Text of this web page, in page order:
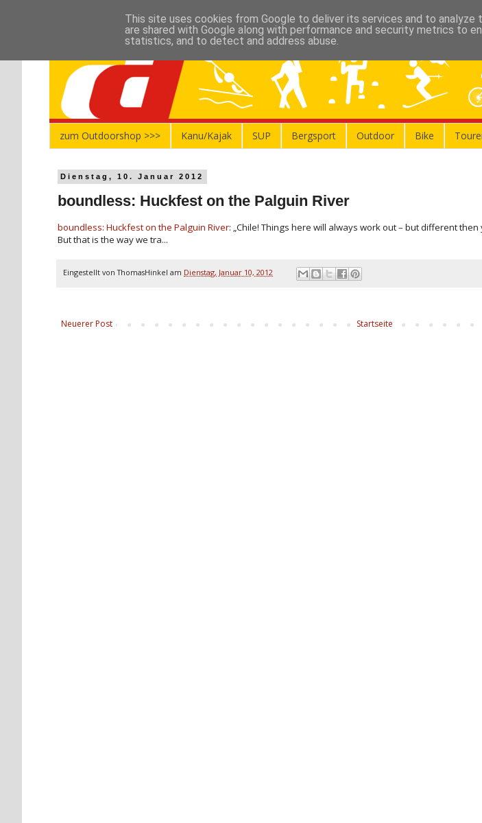
zum Outdoorshop >>> Kanu/Kajak SUP Bergsport Outdoor Bike
Dienstag, 10. Januar 2012
boundless: Huckfest on the Palguin River
boundless: Huckfest on the Palguin River: „Chile! Things here will always work out – but different
But that is the way we tra...
Eingestellt vonThomasHinkel am Dienstag, Januar 10, 2012
Neuerer Post Startseite
This site uses cookies from Google to deliver its services and to analyze
are shared with Google along with performance and security metrics to
statistics, and to detect and address abuse.